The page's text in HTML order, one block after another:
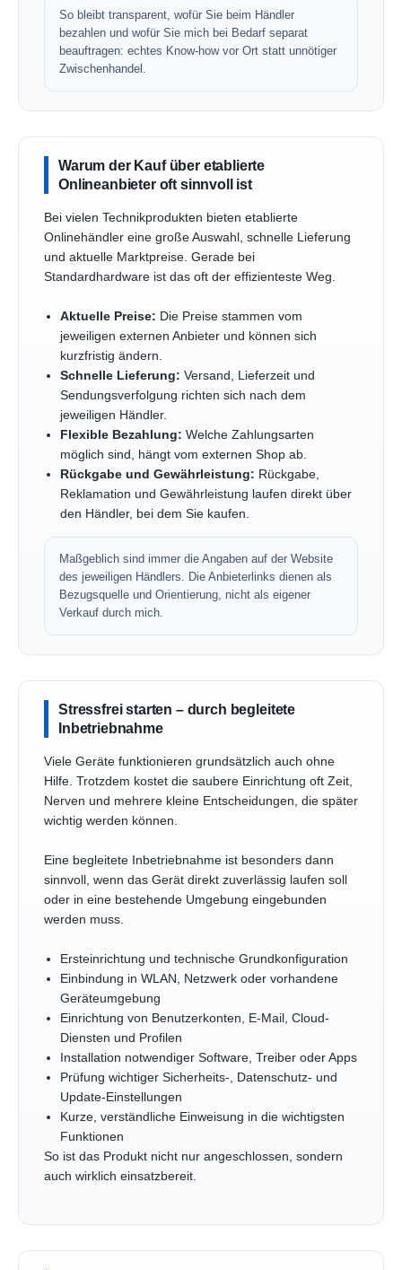
So bleibt transparent, wofür Sie beim Händler
bezahlen und wofür Sie mich bei Bedarf separat
beauftragen: echtes Know-how vor Ort statt unnötiger
Zwischenhandel.
Warum der Kauf über etablierte
Onlineanbieter oft sinnvoll ist
Bei vielen Technikprodukten bieten etablierte
Onlinehändler eine große Auswahl, schnelle Lieferung
und aktuelle Marktpreise. Gerade bei
Standardhardware ist das oft der effizienteste Weg.
Aktuelle Preise: Die Preise stammen vom
jeweiligen externen Anbieter und können sich
kurzfristig ändern.
Schnelle Lieferung: Versand, Lieferzeit und
Sendungsverfolgung richten sich nach dem
jeweiligen Händler.
Flexible Bezahlung: Welche Zahlungsarten
möglich sind, hängt vom externen Shop ab.
Rückgabe und Gewährleistung: Rückgabe,
Reklamation und Gewährleistung laufen direkt über
den Händler, bei dem Sie kaufen.
Maßgeblich sind immer die Angaben auf der Website
des jeweiligen Händlers. Die Anbieterlinks dienen als
Bezugsquelle und Orientierung, nicht als eigener
Verkauf durch mich.
Stressfrei starten – durch begleitete
Inbetriebnahme
Viele Geräte funktionieren grundsätzlich auch ohne
Hilfe. Trotzdem kostet die saubere Einrichtung oft Zeit,
Nerven und mehrere kleine Entscheidungen, die später
wichtig werden können.
Eine begleitete Inbetriebnahme ist besonders dann
sinnvoll, wenn das Gerät direkt zuverlässig laufen soll
oder in eine bestehende Umgebung eingebunden
werden muss.
Ersteinrichtung und technische Grundkonfiguration
Einbindung in WLAN, Netzwerk oder vorhandene
Geräteumgebung
Einrichtung von Benutzerkonten, E-Mail, Cloud-
Diensten und Profilen
Installation notwendiger Software, Treiber oder Apps
Prüfung wichtiger Sicherheits-, Datenschutz- und
Update-Einstellungen
Kurze, verständliche Einweisung in die wichtigsten
Funktionen
So ist das Produkt nicht nur angeschlossen, sondern
auch wirklich einsatzbereit.